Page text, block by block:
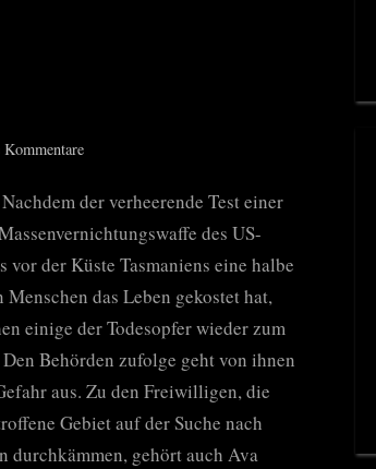
Kommentarezu
bury
the
Dead
der verheerende Test einer
des US-
vor der Küste Tasmaniens eine halbe
das Leben gekostet hat,
einige der Todesopfer wieder zum
Behörden zufolge geht von ihnen
aus. Zu den Freiwilligen, die
Gebiet auf der Suche nach
durchkämmen, gehört auch Ava